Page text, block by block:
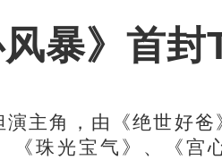
暴》首
角，由《绝世好爸
《珠光宝气》、《宫